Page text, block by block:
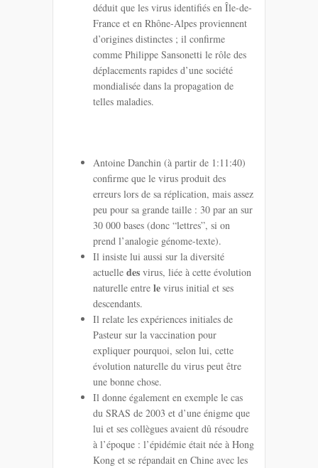
déduit que les virus identifiés en Île-de-
France et en Rhône-Alpes proviennent
d’origines distinctes ; il confirme
comme Philippe Sansonetti le rôle des
déplacements rapides d’une société
mondialisée dans la propagation de
telles maladies.
Antoine Danchin (à partir de 1:11:40)
confirme que le virus produit des
erreurs lors de sa réplication, mais assez
peu pour sa grande taille : 30 par an sur
30 000 bases (donc “lettres”, si on
prend l’analogie génome-texte).
Il insiste lui aussi sur la diversité
actuelle des virus, liée à cette évolution
naturelle entre le virus initial et ses
descendants.
Il relate les expériences initiales de
Pasteur sur la vaccination pour
expliquer pourquoi, selon lui, cette
évolution naturelle du virus peut être
une bonne chose.
Il donne également en exemple le cas
du SRAS de 2003 et d’une énigme que
lui et ses collègues avaient dû résoudre
à l’époque : l’épidémie était née à Hong
Kong et se répandait en Chine avec les